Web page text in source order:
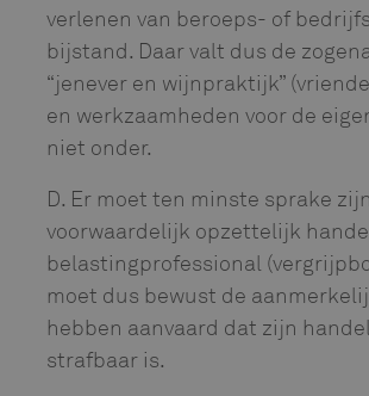
verlenen van beroeps- of
bijstand. Daar valt dus de
“jenever en wijnpraktijk”
en werkzaamheden voor de
niet onder.
D. Er moet ten minste sprake
voorwaardelijk opzettelijk
belastingprofessional
moet dus bewust de
hebben aanvaard dat zijn
strafbaar is.